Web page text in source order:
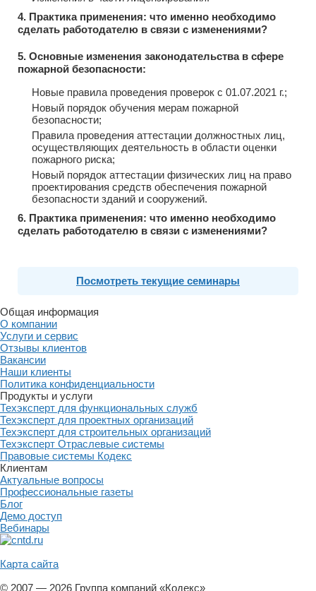
4. Практика применения: что именно необходимо
сделать работодателю в связи с изменениями?
5. Основные изменения законодательства в сфере
пожарной безопасности:
Новые правила проведения проверок с 01.07.2021 г.;
Новый порядок обучения мерам пожарной
безопасности;
Правила проведения аттестации должностных лиц,
осуществляющих деятельность в области оценки
пожарного риска;
Новый порядок аттестации физических лиц на право
проектирования средств обеспечения пожарной
безопасности зданий и сооружений.
6. Практика применения: что именно необходимо
сделать работодателю в связи с изменениями?
Посмотреть текущие семинары
Общая информация
О компании
Услуги и сервис
Отзывы клиентов
Вакансии
Наши клиенты
Политика конфиденциальности
Продукты и услуги
Техэксперт для функциональных служб
Техэксперт для проектных организаций
Техэксперт для строительных организаций
Техэксперт Отраслевые системы
Правовые системы Кодекс
Клиентам
Актуальные вопросы
Профессиональные газеты
Блог
Демо доступ
Вебинары
Карта сайта
© 2007 — 2026 Группа компаний «Кодекс»